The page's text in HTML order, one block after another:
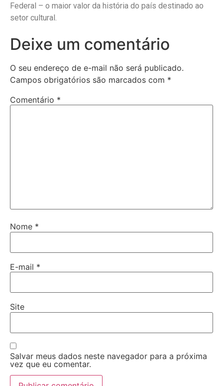
Federal – o maior valor da história do país destinado ao
setor cultural.
Deixe um comentário
O seu endereço de e-mail não será publicado.
Campos obrigatórios são marcados com *
Comentário *
Nome *
E-mail *
Site
Salvar meus dados neste navegador para a próxima
vez que eu comentar.